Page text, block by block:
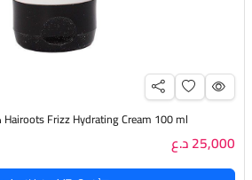
Hairoots Frizz Hydrating Cream 100 ml كريم مرطب للشعر
25,000 د.ع